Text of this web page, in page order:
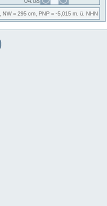
NW= 295 cm, PNP = -5,015 m. ü. NHN